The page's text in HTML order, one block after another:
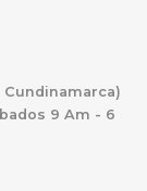
Cundinamarca)
9 Am - 6